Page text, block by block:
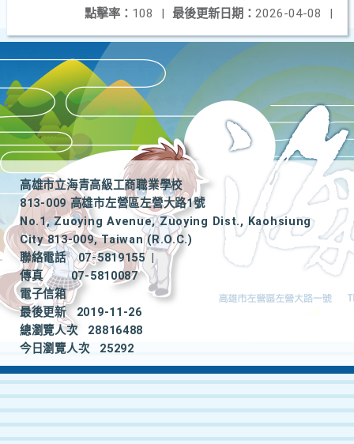
最後更新日期： 2026-04-08 |
點擊率： 108 |
高雄市立海青高級工商職業學校
813-009 高雄市左營區左營大路1號
No.1, Zuoying Avenue, Zuoying Dist., Kaohsiung
City 813-009, Taiwan (R.O.C.)
聯絡電話
07-5819155
|
傳真
07-5810087
電子信箱
最後更新
2019-11-26
總瀏覽人次
28816488
今日瀏覽人次
25292